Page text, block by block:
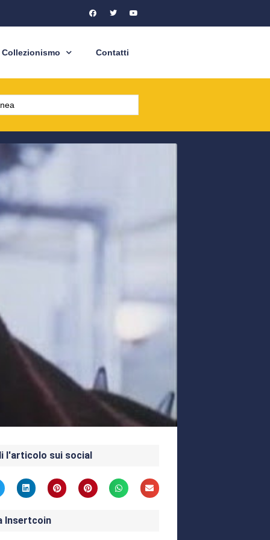
Collezionismo Contatti
l'articolo sui social
Insertcoin